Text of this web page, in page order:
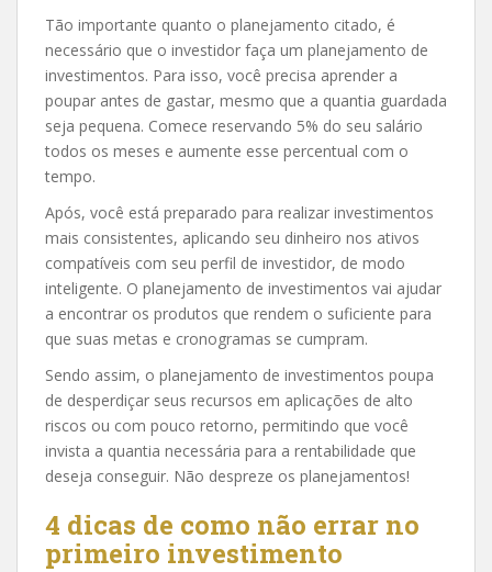
Tão importante quanto o planejamento citado, é
necessário que o investidor faça um planejamento de
investimentos. Para isso, você precisa aprender a
poupar antes de gastar, mesmo que a quantia guardada
seja pequena. Comece reservando 5% do seu salário
todos os meses e aumente esse percentual com o
tempo.
Após, você está preparado para realizar investimentos
mais consistentes, aplicando seu dinheiro nos ativos
compatíveis com seu perfil de investidor, de modo
inteligente. O planejamento de investimentos vai ajudar
a encontrar os produtos que rendem o suficiente para
que suas metas e cronogramas se cumpram.
Sendo assim, o planejamento de investimentos poupa
de desperdiçar seus recursos em aplicações de alto
riscos ou com pouco retorno, permitindo que você
invista a quantia necessária para a rentabilidade que
deseja conseguir. Não despreze os planejamentos!
4 dicas de como não errar no
primeiro investimento